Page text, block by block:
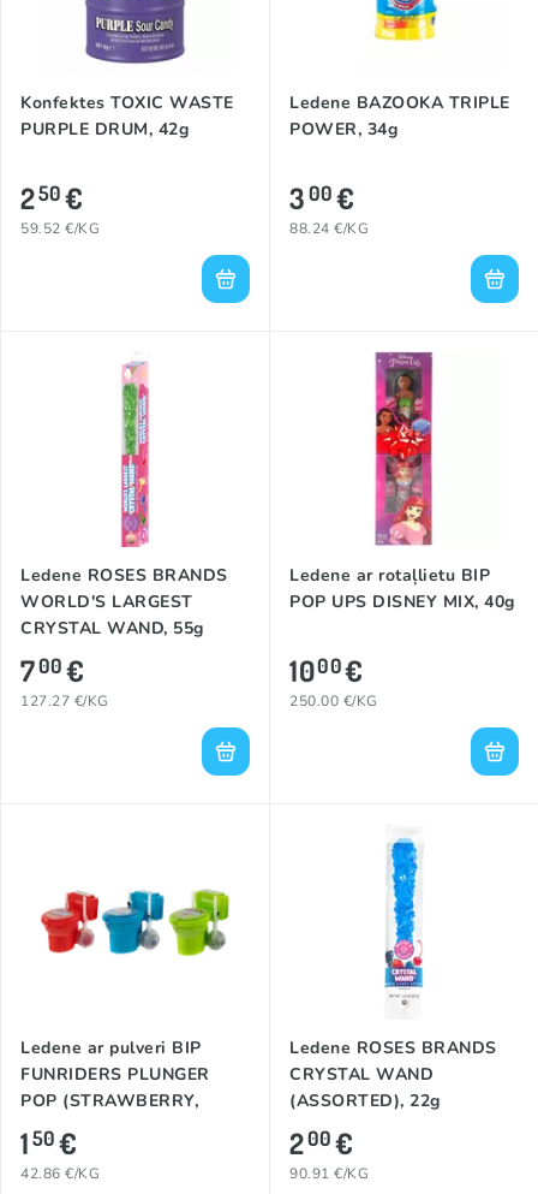
Konfektes TOXIC WASTE
PURPLE DRUM, 42g
250€
59.52 €/KG
Ledene BAZOOKA TRIPLE
POWER, 34g
300€
88.24 €/KG
Ledene ROSES BRANDS
WORLD'S LARGEST
CRYSTAL WAND, 55g
700€
127.27 €/KG
Ledene ar rotaļlietu BIP
POP UPS DISNEY MIX, 40g
1000€
250.00 €/KG
Ledene ar pulveri BIP
FUNRIDERS PLUNGER
POP (STRAWBERRY,
APPLE, BLUE RAZZ), 35g
150€
42.86 €/KG
Ledene ROSES BRANDS
CRYSTAL WAND
(ASSORTED), 22g
200€
90.91 €/KG